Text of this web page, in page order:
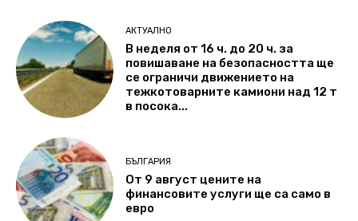
АКТУАЛНО
В неделя от 16 ч. до 20 ч. за
повишаване на безопасността ще
се ограничи движението на
тежкотоварните камиони над 12 т
в посока...
БЪЛГАРИЯ
От 9 август цените на
финансовите услуги ще са само в
евро